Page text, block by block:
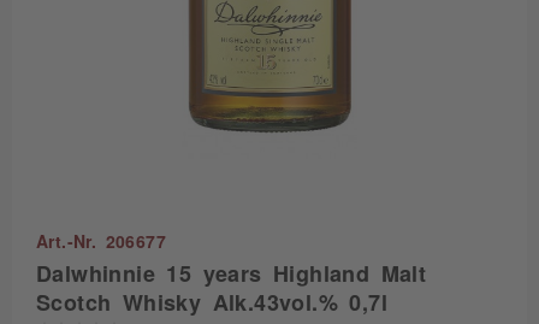
Art.-Nr. 206677
Dalwhinnie 15 years Highland Malt
Scotch Whisky Alk.43vol.% 0,7l